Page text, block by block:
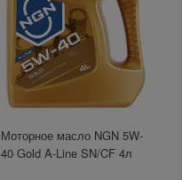
Моторное масло NGN 5W-
40 Gold A-Line SN/CF 4л